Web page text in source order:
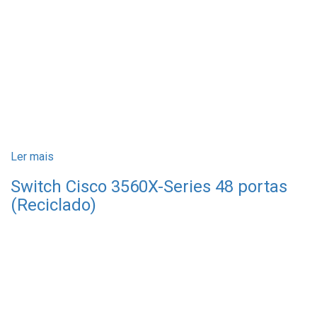
Ler mais
Switch Cisco 3560X-Series 48 portas
(Reciclado)